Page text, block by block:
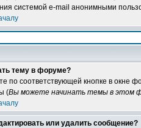
системой e-mail анонимными
тему в форуме?
по соответствующей кнопке в окне
(Вы можете начинать темы в этом
или удалить сообщение?